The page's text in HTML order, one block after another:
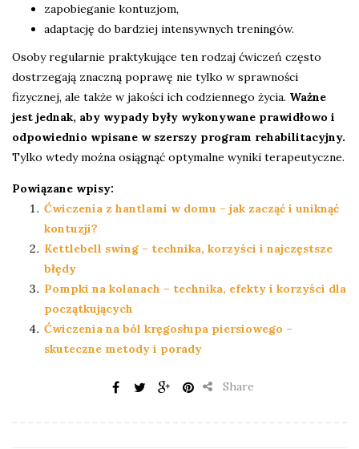
zapobieganie kontuzjom,
adaptację do bardziej intensywnych treningów.
Osoby regularnie praktykujące ten rodzaj ćwiczeń często
dostrzegają znaczną poprawę nie tylko w sprawności
fizycznej, ale także w jakości ich codziennego życia. Ważne
jest jednak, aby wypady były wykonywane prawidłowo i
odpowiednio wpisane w szerszy program rehabilitacyjny.
Tylko wtedy można osiągnąć optymalne wyniki terapeutyczne.
Powiązane wpisy:
Ćwiczenia z hantlami w domu – jak zacząć i uniknąć
kontuzji?
Kettlebell swing – technika, korzyści i najczęstsze
błędy
Pompki na kolanach – technika, efekty i korzyści dla
początkujących
Ćwiczenia na ból kręgosłupa piersiowego –
skuteczne metody i porady
Share